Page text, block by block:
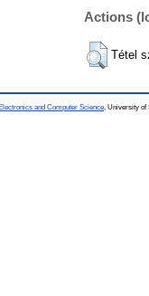
Actions
Tétel
and Computer Science , University of